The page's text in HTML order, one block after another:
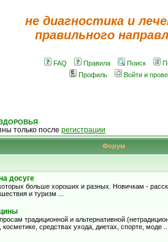
не диагностика и
правильного
FAQ Правила Поиск
Профиль
Войти и
только после регистрации
Форум
досуге
больше хороших и разных. Новичкам -
и туризм ...
традиционной и альтернативной
средствах ухода, диетах, спорте, моде